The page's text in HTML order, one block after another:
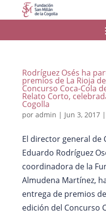
Rodríguez Osés ha
premios de La Rioja
Concurso Coca-Cola
Relato Corto,
Cogolla
por admin | Jun 3, 2017|
El director general de
Eduardo Rodríguez
coordinadora de la
Almudena Martínez,
entrega de premios
edición del Concurso